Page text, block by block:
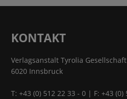
KONTAKT
Verlagsanstalt Tyrolia
6020 Innsbruck
T:+43 (0) 512 22 33 - 0 | F: +43 (0)